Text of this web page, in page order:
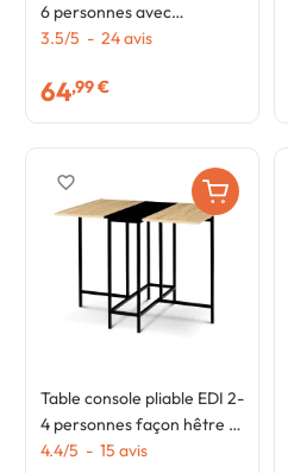
6 personnes avec
rangements bois blanc
80 cm
3.5/5 - 24avis
64,99 €
Table console pliable EDI 2-
4 personnes façon hêtre et
noir design industriel 103 x
4.4/5 - 15 avis
favorite_border